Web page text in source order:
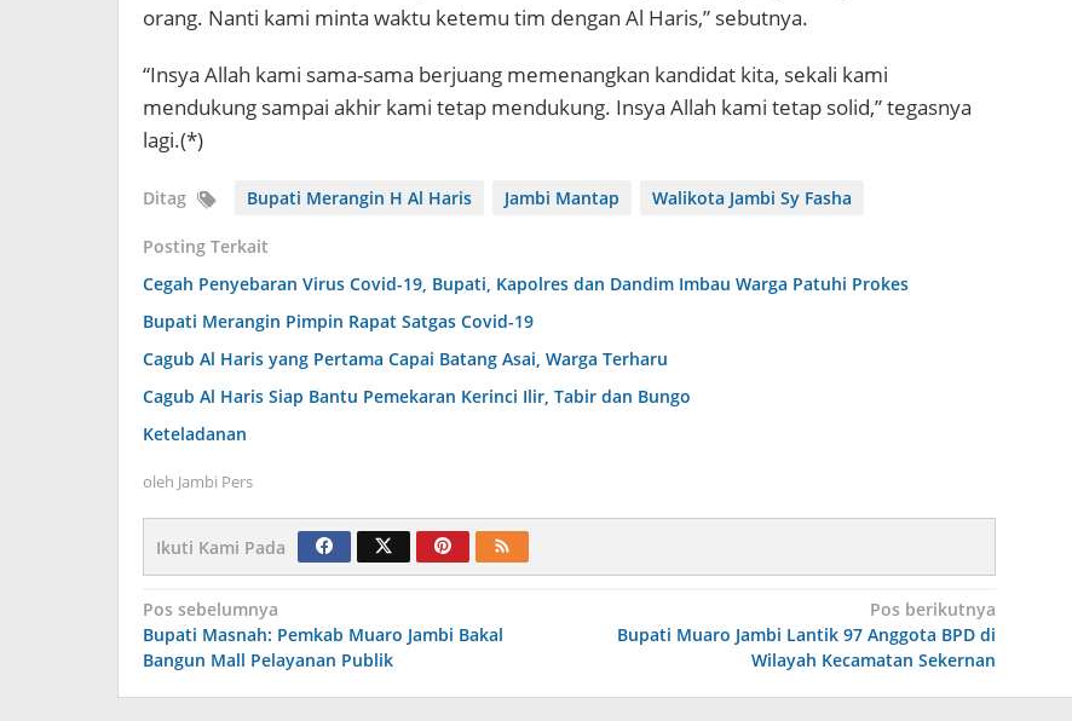
orang. Nanti kami minta waktu ketemu tim dengan Al Haris,” sebutnya.
“Insya Allah kami sama-sama berjuang memenangkan kandidat kita, sekali kami
mendukung sampai akhir kami tetap mendukung. Insya Allah kami tetap solid,” tegasnya
lagi.(*)
Ditag Bupati Merangin H Al Haris Jambi Mantap Walikota Jambi Sy Fasha
Posting Terkait
Cegah Penyebaran Virus Covid-19, Bupati, Kapolres dan Dandim Imbau Warga Patuhi Prokes
Bupati Merangin Pimpin Rapat Satgas Covid-19
Cagub Al Haris yang Pertama Capai Batang Asai, Warga Terharu
Cagub Al Haris Siap Bantu Pemekaran Kerinci Ilir, Tabir dan Bungo
Keteladanan
oleh Jambi Pers
Ikuti Kami Pada
Navigasi
pos
Pos sebelumnya
Bupati Masnah: Pemkab Muaro Jambi Bakal
Bangun Mall Pelayanan Publik
Pos berikutnya
Bupati Muaro Jambi Lantik 97 Anggota BPD di
Wilayah Kecamatan Sekernan